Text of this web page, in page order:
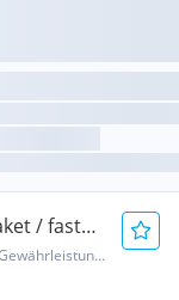
/ fast
Hybrid Elektro/Benzin, Automatik, gültiges Pickerl, Gewährleistung, Garantie